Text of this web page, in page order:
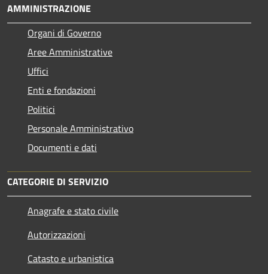
AMMINISTRAZIONE
Organi di Governo
Aree Amministrative
Uffici
Enti e fondazioni
Politici
Personale Amministrativo
Documenti e dati
CATEGORIE DI SERVIZIO
Anagrafe e stato civile
Autorizzazioni
Catasto e urbanistica